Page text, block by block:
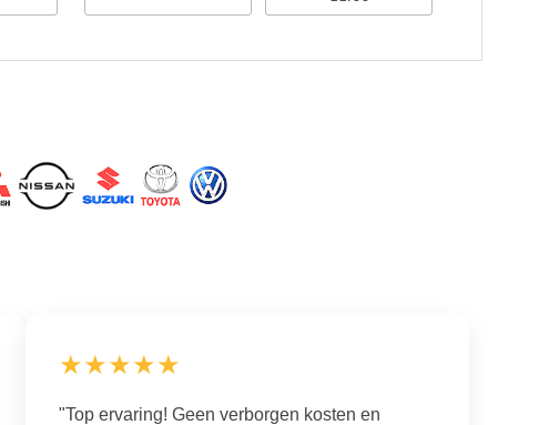
★★★★★
"Top ervaring! Geen verborgen kosten en